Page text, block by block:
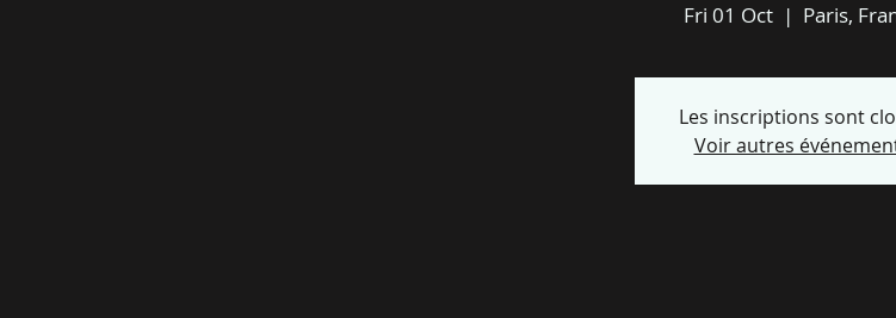
Fri 01 Oct
  |
Paris,
Les inscriptions sont
Voir autres